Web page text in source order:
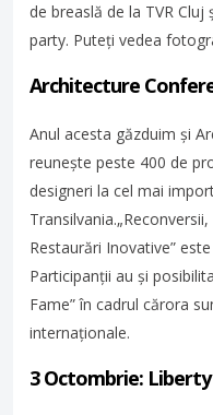
de breaslă de la TVR
party. Puteți vedea
Architecture
Anul acesta găzduim și
reunește peste 400 de
designeri la cel mai
Transilvania.
Restaurări Inovative”
Participanții au și
Fame” în cadrul cărora
internaționale.
3 Octombrie: